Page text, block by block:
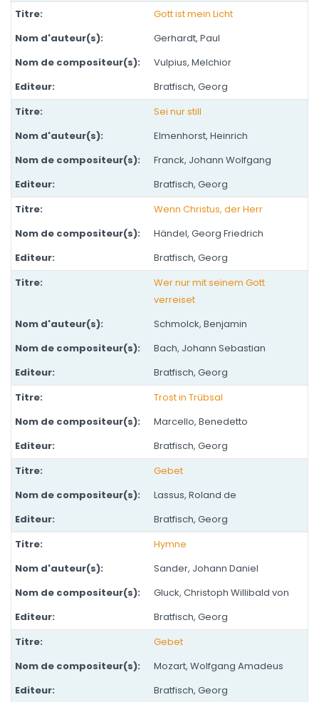
Gott ist mein Licht
Gerhardt, Paul
Vulpius, Melchior
Bratfisch, Georg
Sei nur still
Elmenhorst, Heinrich
Franck, Johann Wolfgang
Bratfisch, Georg
Wenn Christus, der Herr
Händel, Georg Friedrich
Bratfisch, Georg
Wer nur mit seinem Gott
verreiset
Schmolck, Benjamin
Bach, Johann Sebastian
Bratfisch, Georg
Trost in Trübsal
Marcello, Benedetto
Bratfisch, Georg
Gebet
Lassus, Roland de
Bratfisch, Georg
Hymne
Sander, Johann Daniel
Gluck, Christoph Willibald von
Bratfisch, Georg
Gebet
Mozart, Wolfgang Amadeus
Bratfisch, Georg